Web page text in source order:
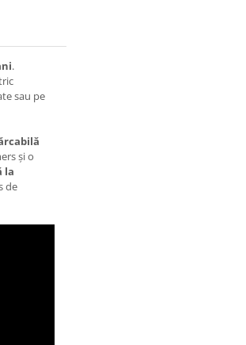
.
sau pe
și o
la
de